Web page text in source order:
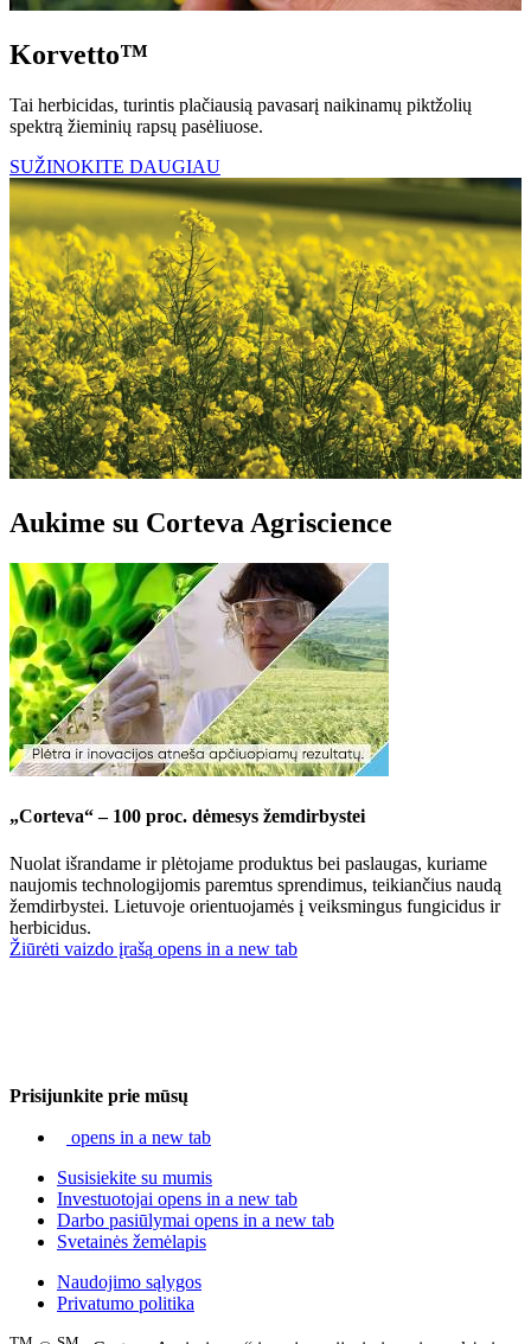
Korvetto™
Tai herbicidas, turintis plačiausią pavasarį naikinamų piktžolių
spektrą žieminių rapsų pasėliuose.
SUŽINOKITE DAUGIAU
Aukime su Corteva Agriscience
„Corteva“ – 100 proc. dėmesys žemdirbystei
Nuolat išrandame ir plėtojame produktus bei paslaugas, kuriame
naujomis technologijomis paremtus sprendimus, teikiančius naudą
žemdirbystei. Lietuvoje orientuojamės į veiksmingus fungicidus ir
herbicidus.
Žiūrėti vaizdo įrašą opens in a new tab
Prisijunkite prie mūsų
opens in a new tab
Susisiekite su mumis
Investuotojai opens in a new tab
Darbo pasiūlymai opens in a new tab
Svetainės žemėlapis
Naudojimo sąlygos
Privatumo politika